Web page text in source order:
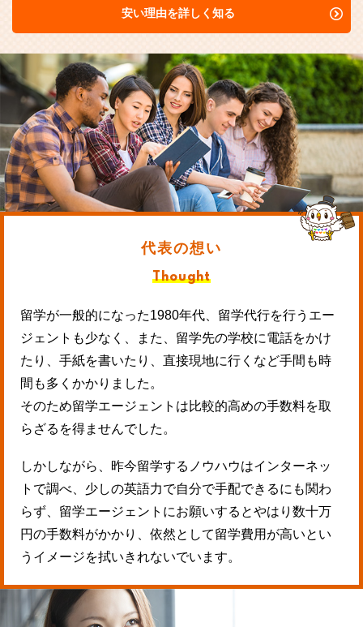
安い理由を詳しく知る
代表の想い
Thought
留学が一般的になった1980年代、留学代行を行うエー
ジェントも少なく、また、留学先の学校に電話をかけ
たり、手紙を書いたり、直接現地に行くなど手間も時
間も多くかかりました。
そのため留学エージェントは比較的高めの手数料を取
らざるを得ませんでした。
しかしながら、昨今留学するノウハウはインターネッ
トで調べ、少しの英語力で自分で手配できるにも関わ
らず、留学エージェントにお願いするとやはり数十万
円の手数料がかかり、依然として留学費用が高いとい
うイメージを拭いきれないでいます。